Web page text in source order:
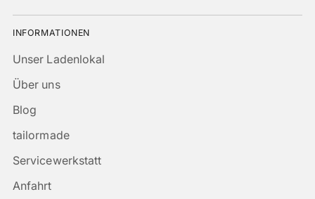
INFORMATIONEN
Unser Ladenlokal
Über uns
Blog
tailormade
Servicewerkstatt
Anfahrt